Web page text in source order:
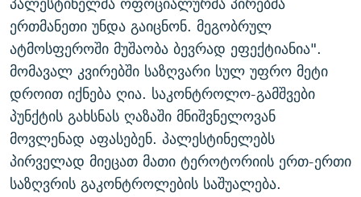
ერთმანეთი უნდა გაიცნონ. მეგობრულ
ატმოსფეროში მუშაობა ბევრად ეფექტიანია".
მომავალ კვირებში საზღვარი სულ უფრო მეტი
დროით იქნება ღია. საკონტროლო-გამშვები
პუნქტის გახსნას ღაზაში მნიშვნელოვან
მოვლენად აფასებენ. პალესტინელებს
პირველად მიეცათ მათი ტეროტორიის ერთ-ერთი
საზღვრის გაკონტროლების საშუალება.